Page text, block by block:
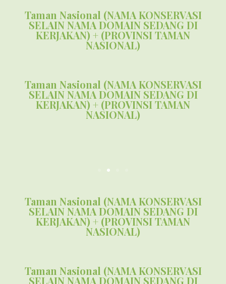
Taman Nasional (NAMA KONSERVASI
SELAIN NAMA DOMAIN SEDANG DI
KERJAKAN) + (PROVINSI TAMAN
NASIONAL)
Taman Nasional (NAMA KONSERVASI
SELAIN NAMA DOMAIN SEDANG DI
KERJAKAN) + (PROVINSI TAMAN
NASIONAL)
Taman Nasional (NAMA KONSERVASI
SELAIN NAMA DOMAIN SEDANG DI
KERJAKAN) + (PROVINSI TAMAN
NASIONAL)
Taman Nasional (NAMA KONSERVASI
SELAIN NAMA DOMAIN SEDANG DI